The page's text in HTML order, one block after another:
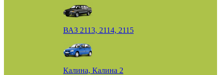
ВАЗ 2113, 2114, 2115
Калина, Калина 2